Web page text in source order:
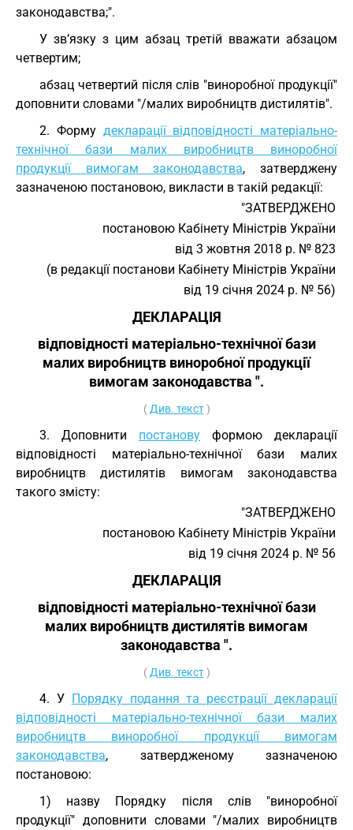
законодавства;".
У зв’язку з цим абзац третій вважати абзацом
четвертим;
абзац четвертий після слів "виноробної продукції"
доповнити словами "/малих виробництв дистилятів".
2. Форму декларації відповідності матеріально-
технічної бази малих виробництв виноробної
продукції вимогам законодавства, затверджену
зазначеною постановою, викласти в такій редакції:
"ЗАТВЕРДЖЕНО
постановою Кабінету Міністрів України
від 3 жовтня 2018 р. № 823
(в редакції постанови Кабінету Міністрів України
від 19 січня 2024 р. № 56)
ДЕКЛАРАЦІЯ
відповідності матеріально-технічної бази
малих виробництв виноробної продукції
вимогам законодавства ".
( Див. текст)
3. Доповнити постанову формою декларації
відповідності матеріально-технічної бази малих
виробництв дистилятів вимогам законодавства
такого змісту:
"ЗАТВЕРДЖЕНО
постановою Кабінету Міністрів України
від 19 січня 2024 р. № 56
ДЕКЛАРАЦІЯ
відповідності матеріально-технічної бази
малих виробництв дистилятів вимогам
законодавства ".
( Див. текст)
4. У Порядку подання та реєстрації декларації
відповідності матеріально-технічної бази малих
виробництв виноробної продукції вимогам
законодавства, затвердженому зазначеною
постановою:
1) назву Порядку після слів "виноробної
продукції" доповнити словами "/малих виробництв